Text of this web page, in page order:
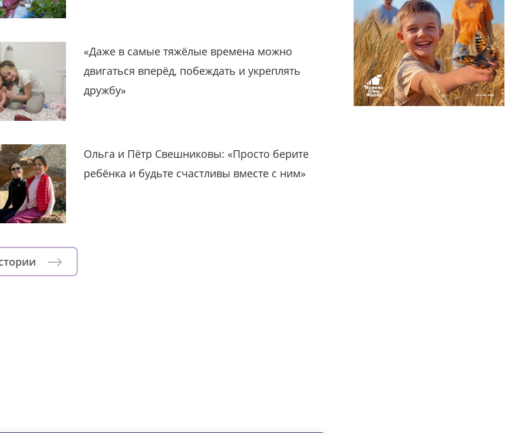
«Даже в самые тяжёлые времена можно
двигаться вперёд, побеждать и укреплять
дружбу»
Ольга и Пётр Свешниковы: «Просто берите
ребёнка и будьте счастливы вместе с ним»